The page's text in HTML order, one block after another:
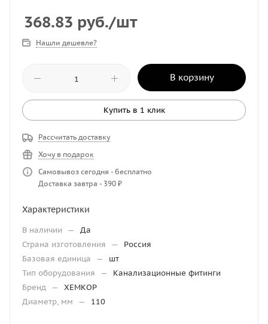
368.83 руб./шт
Нашли дешевле?
В корзину
Купить в 1 клик
Рассчитать доставку
Хочу в подарок
Самовывоз сегодня - бесплатно
Доставка завтра - 390 ₽
Характеристики
В наличии —
Да
Страна изготовления
—
Россия
Базовая единица
—
шт
Тип оборудования
—
Канализационные фитинги
Бренд —
ХЕМКОР
Диаметр, мм
— 110